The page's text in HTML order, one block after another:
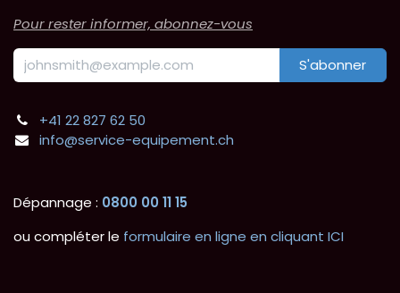
Pour rester informer, abonnez-vous
S'abonner
+41 22 827 62 50
info@service-equipement.ch
Dépannage : 0800 00 11 15
ou compléter le formulaire en ligne en cliquant ICI